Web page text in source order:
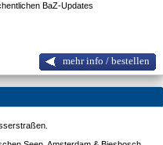
BaZ-Updates
mehr info / bestellen